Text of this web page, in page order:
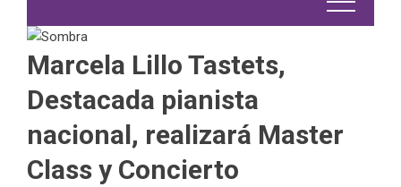
Marcela Lillo Tastets,
Destacada pianista
nacional, realizará Master
Class y Concierto